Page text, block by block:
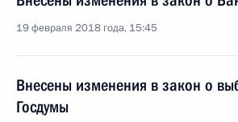
19 февраля 2018 года, 15:45
Внесены изменения в закон о
Госдумы